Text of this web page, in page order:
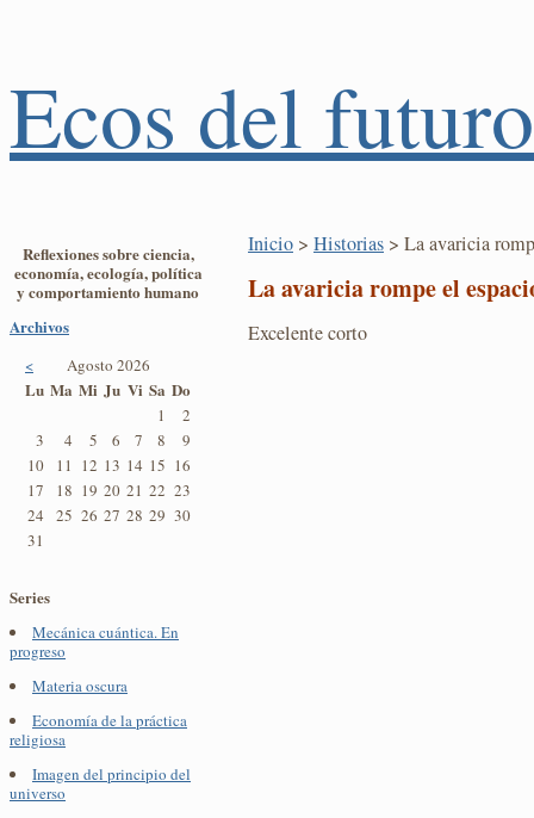
Ecos del futuro
Reflexiones sobre ciencia,
economía, ecología, política
y comportamiento humano
Archivos
< Agosto 2026
Lu Ma Mi Ju Vi Sa Do
1
2
3
4 5 6 7 8
9
10
11 12 13 14 15 16
17
18 19 20 21 22 23
24
25 26 27 28 29 30
31
Series
Mecánica cuántica. En
progreso
Materia oscura
Economía de la práctica
religiosa
Imagen del principio del
universo
Inicio > Historias > La avaricia
La avaricia rompe el
Excelente corto